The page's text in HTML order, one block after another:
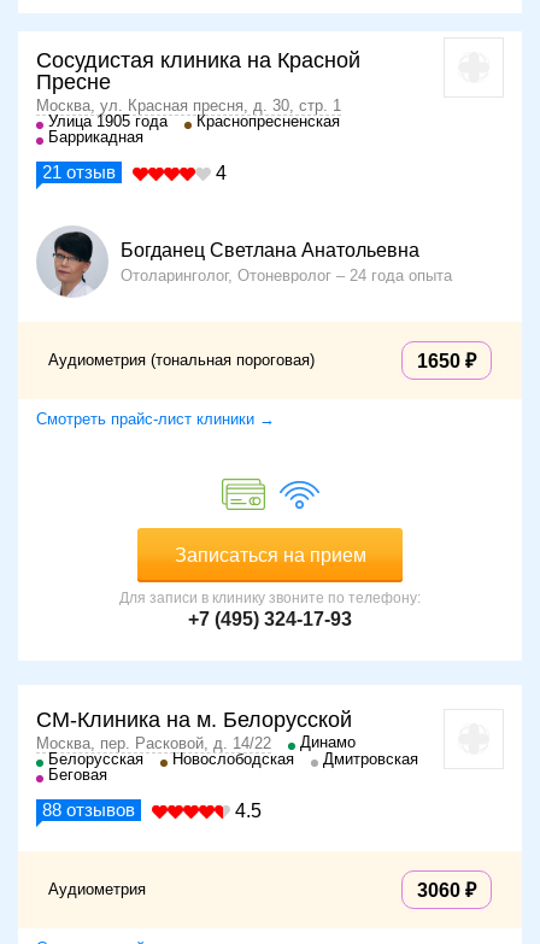
Сосудистая клиника на Красной
Пресне
Москва, ул. Красная пресня, д. 30, стр. 1
Улица 1905 года
Краснопресненская
Баррикадная
21 отзыв 4
Богданец Светлана Анатольевна
Отоларинголог, Отоневролог 24 года опыта
Аудиометрия (тональная пороговая) 1650
Смотреть прайс-лист клиники →
Записаться на прием
Для записи в клинику звоните по телефону:
+7 (495) 324-17-93
СМ-Клиника на м. Белорусской
Москва, пер. Расковой, д. 14/22
Динамо
Белорусская
Новослободская
Дмитровская
Беговая
88 отзывов 4.5
Аудиометрия 3060